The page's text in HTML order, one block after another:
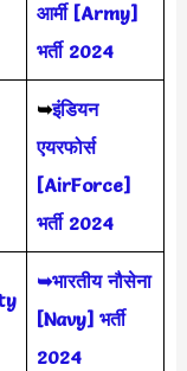
आर्मी [Army]
भर्ती 2024
➥इंडियन
एयरफोर्स
[AirForce]
भर्ती 2024
➥भारतीय नौसेना
[Navy] भर्ती
2024